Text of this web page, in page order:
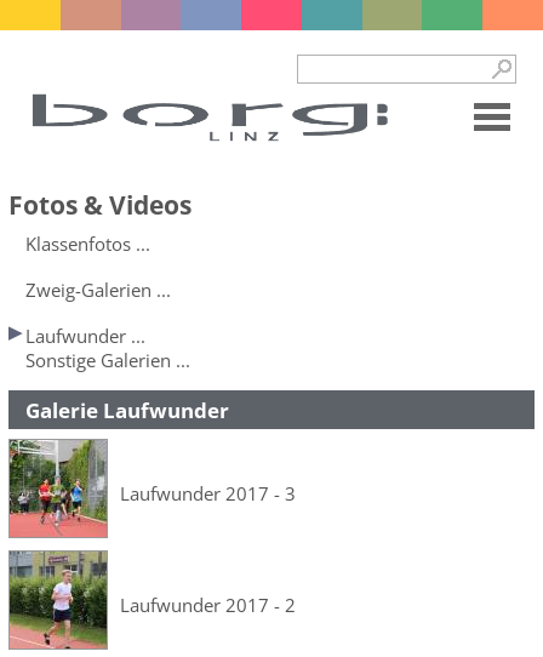
Fotos & Videos
Klassenfotos ...
Zweig-Galerien ...
Laufwunder ...
Sonstige Galerien ...
Galerie Laufwunder
Laufwunder 2017 - 3
Laufwunder 2017 - 2